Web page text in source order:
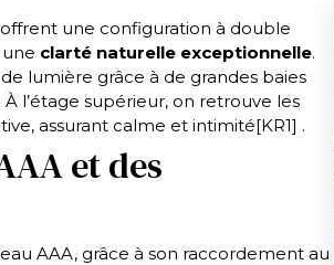
une configuration à double
clarté naturelle exceptionnelle.
lumière grâce à de grandes baies
À l’étage supérieur, on retrouve les
assurant calme et intimité[KR1] .
et des
AAA, grâce à son raccordement au